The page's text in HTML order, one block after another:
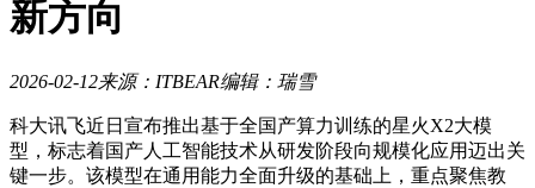
新方向
2026-02-12来源：ITBEAR编辑：瑞雪
科大讯飞近日宣布推出基于全国产算力训练的星火X2大模
型，标志着国产人工智能技术从研发阶段向规模化应用迈出关
键一步。该模型在通用能力全面升级的基础上，重点聚焦教